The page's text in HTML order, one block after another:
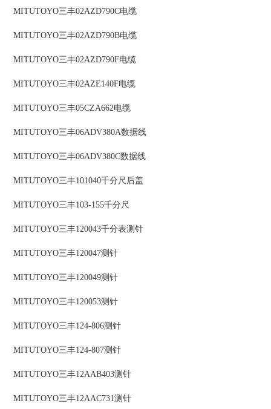
MITUTOYO三丰02AZD790C电缆
MITUTOYO三丰02AZD790B电缆
MITUTOYO三丰02AZD790F电缆
MITUTOYO三丰02AZE140F电缆
MITUTOYO三丰05CZA662电缆
MITUTOYO三丰06ADV380A数据线
MITUTOYO三丰06ADV380C数据线
MITUTOYO三丰101040千分尺后盖
MITUTOYO三丰103-155千分尺
MITUTOYO三丰120043千分表测针
MITUTOYO三丰120047测针
MITUTOYO三丰120049测针
MITUTOYO三丰120053测针
MITUTOYO三丰124-806测针
MITUTOYO三丰124-807测针
MITUTOYO三丰12AAB403测针
MITUTOYO三丰12AAC731测针